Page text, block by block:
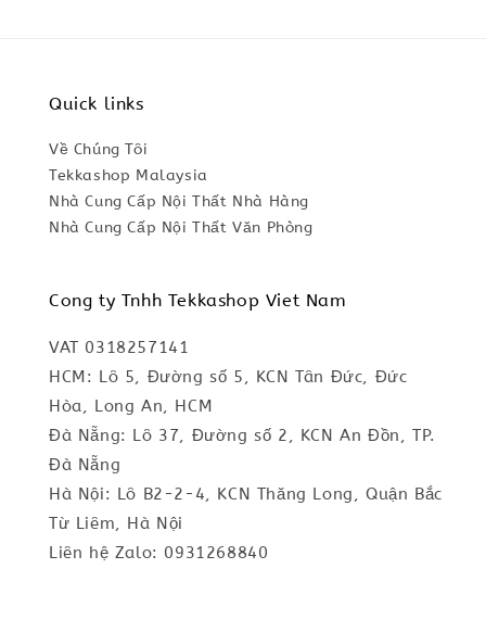
Quick links
Về Chúng Tôi
Tekkashop Malaysia
Nhà Cung Cấp Nội Thất Nhà Hàng
Nhà Cung Cấp Nội Thất Văn Phòng
Cong ty Tnhh Tekkashop Viet Nam
VAT 0318257141
HCM: Lô 5, Đường số 5, KCN Tân Đức, Đức
Hòa, Long An, HCM
Đà Nẵng: Lô 37, Đường số 2, KCN An Đồn, TP.
Đà Nẵng
Hà Nội: Lô B2-2-4, KCN Thăng Long, Quận Bắc
Từ Liêm, Hà Nội
Liên hệ Zalo: 0931268840